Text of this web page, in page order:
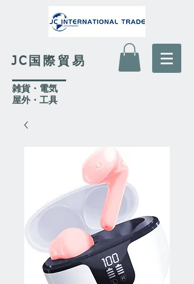
JC国際貿易
​雑貨・電気
​屋外・工具